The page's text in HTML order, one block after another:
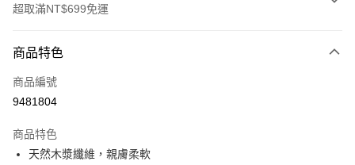
超取滿NT$699免運
信用卡一次付款
信用卡分期付款
合作金庫商業銀行
華南商業銀行
超商取貨付款
商品特色
商品編號
9481804
商品特色
天然木漿纖維，親膚柔軟